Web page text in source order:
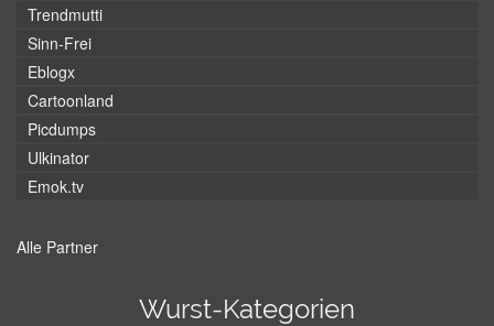
Trendmutti
Sinn-Frei
Eblogx
Cartoonland
Picdumps
Ulkinator
Emok.tv
Alle Partner
Wurst-Kategorien